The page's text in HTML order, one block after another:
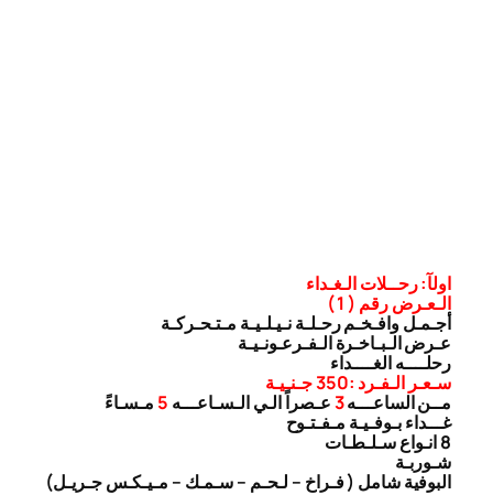
اولآ: رحــلات الـغـداء
الـعـرض رقم ( 1 )
أجـمـل وافـخـم رحـلـة نـيـلـيـة مـتـحـركـة
عـرض الـبـاخـرة الـفـرعـونـيـة
رحلــــه الغــــداء
سـعـر الـفـرد :350 جـنـيـة
مــن الساعـــه3عـصراً الـي الـسـاعـــه 5 مـسـاءً
غـــداء بـوفـيـة مـفـتـوح
8 انـواع سـلـطـات
شـوربـة
البوفية شامل ( فـراخ – لـحـم – سـمـك – مـيـكـس جـريـل)